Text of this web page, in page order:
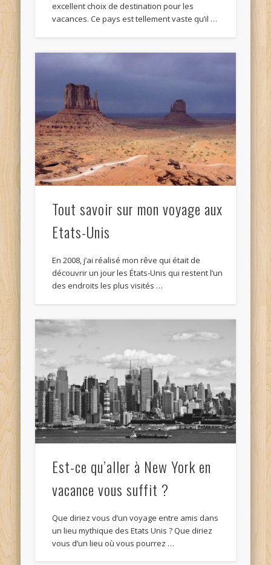
excellent choix de destination pour les
vacances. Ce pays est tellement vaste qu’il …
Tout savoir sur mon voyage aux
Etats-Unis
En 2008, j’ai réalisé mon rêve qui était de
découvrir un jour les États-Unis qui restent l’un
des endroits les plus visités …
Est-ce qu’aller à New York en
vacance vous suffit ?
Que diriez vous d’un voyage entre amis dans
un lieu mythique des Etats Unis ? Que diriez
vous d’un lieu où vous pourrez …